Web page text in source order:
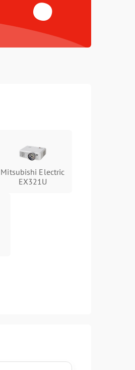
Подробнее →
Mitsubishi Electric
EX321U